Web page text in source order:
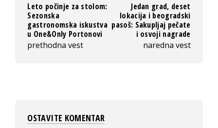
Leto počinje za stolom:
Sezonska
gastronomska iskustva
u One&Only Portonovi
prethodna vest
Jedan grad, deset
lokacija i beogradski
pasoš: Sakupljaj pečate
i osvoji nagrade
naredna vest
OSTAVITE KOMENTAR